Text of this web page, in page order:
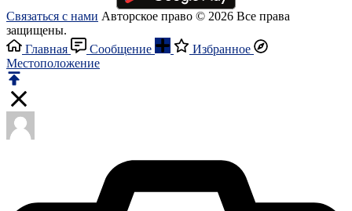
Связаться с нами Авторское право © 2026 Все права
защищены.
Главная
Сообщение
Избранное
Местоположение